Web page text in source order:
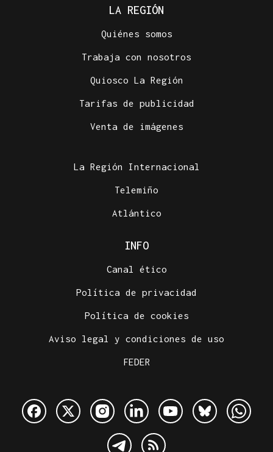
LA REGIÓN
Quiénes somos
Trabaja con nosotros
Quiosco La Región
Tarifas de publicidad
Venta de imágenes
La Región Internacional
Telemiño
Atlántico
INFO
Canal ético
Política de privacidad
Política de cookies
Aviso legal y condiciones de uso
FEDER